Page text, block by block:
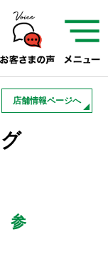
メガネの遠近
・フィッティング
ターサービス
店舗情報ページへ
参